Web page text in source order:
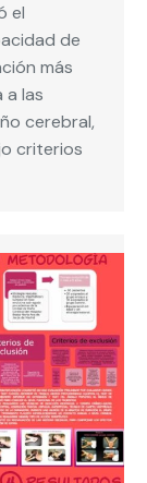
el
de
más
a las
cerebral,
criterios